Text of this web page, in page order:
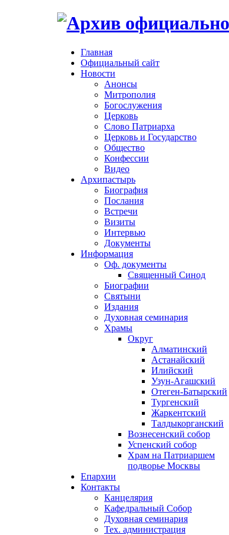
Главная
Официальный сайт
Новости
Анонсы
Митрополия
Богослужения
Церковь
Слово Патриарха
Церковь и Государство
Общество
Конфессии
Видео
Архипастырь
Биография
Послания
Встречи
Визиты
Интервью
Документы
Информация
Оф. документы
Священный Синод
Биографии
Святыни
Издания
Духовная семинария
Храмы
Округ
Алматинский
Астанайский
Илийский
Узун-Агашский
Отеген-Батырский
Тургенский
Жаркентский
Талдыкорганский
Вознесенский собор
Успенский собор
Храм на Патриаршем
подворье Москвы
Епархии
Контакты
Канцелярия
Кафедральный Собор
Духовная семинария
Тех. администрация